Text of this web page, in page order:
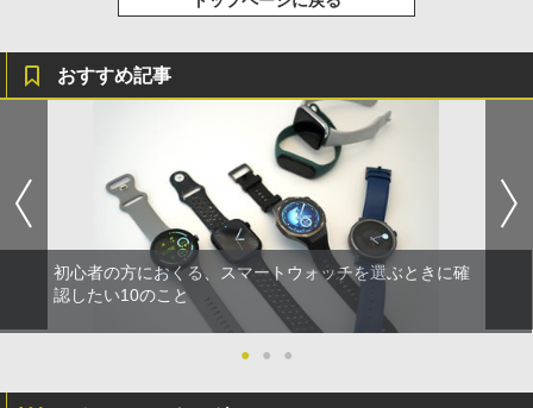
おすすめ記事
初心者の方におくる、スマートウォッチを選ぶときに確
認したい10のこと
● ● ●